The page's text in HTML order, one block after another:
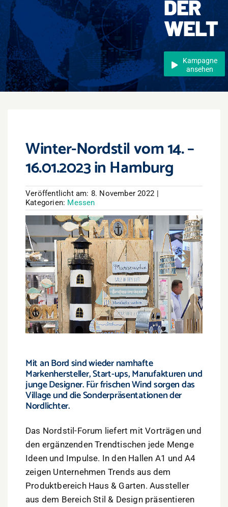
Events
Überregional
Jobs
Newsletter
DER
WELT
Kampagne
ansehen
Winter-Nordstil vom 14. –
16.01.2023 in Hamburg
Veröffentlicht am: 8. November 2022 |
Kategorien: Messen
Mit an Bord sind wieder namhafte
Markenhersteller, Start-ups, Manufakturen und
junge Designer. Für frischen Wind sorgen das
Village und die Sonderpräsentationen der
Nordlichter.
Das Nordstil-Forum liefert mit Vorträgen und
den ergänzenden Trendtischen jede Menge
Ideen und Impulse. In den Hallen A1 und A4
zeigen Unternehmen Trends aus dem
Produktbereich Haus & Garten. Aussteller
aus dem Bereich Stil & Design präsentieren